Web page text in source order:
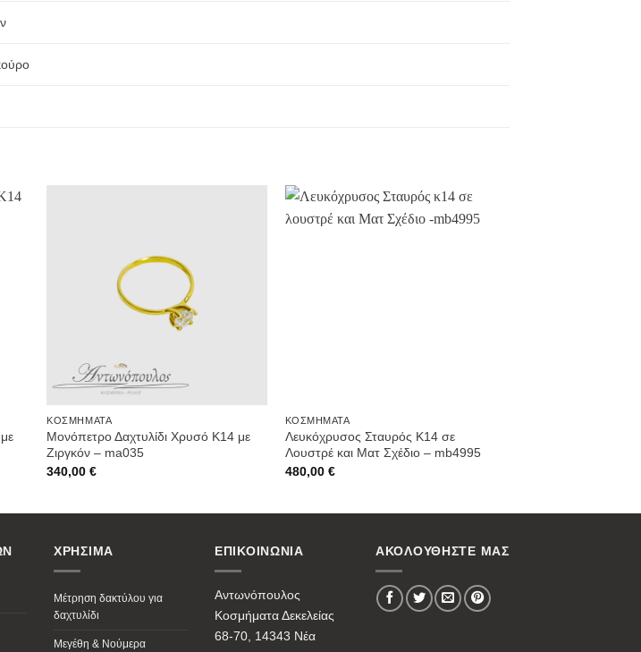
ΚΟΣΜΉΜΑΤΑ
Μονόπετρο Δαχτυλίδι Χρυσό Κ14 με
Ζιργκόν – ma035
340,00€
ΚΟΣΜΉΜΑΤΑ
Λευκόχρυσος Σταυρός Κ14 σε
Λουστρέ και Ματ Σχέδιο – mb4995
480,00 €
ΧΡΗΣΙΜΑ
Μέτρηση δακτύλου για
δαχτυλίδι
Μεγέθη & Νούμερα
ΕΠΙΚΟΙΝΩΝΙΑ
Αντωνόπουλος
Κοσμήματα Δεκελείας
68-70, 14343 Νέα
ΑΚΟΛΟΥΘΗΣΤΕ ΜΑΣ